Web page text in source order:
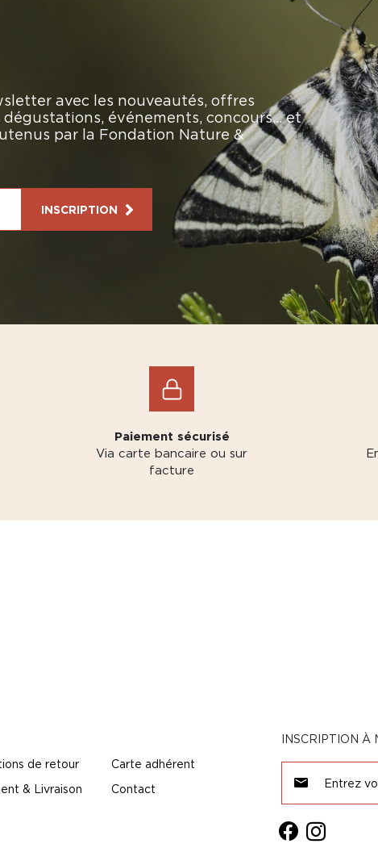
avec les nouveautés, offres
dégustations, événements, concours… et
par la Fondation Nature &
INSCRIPTION
Paiement sécurisé
Via carte bancaire ou sur
facture
de retour
& Livraison
Carte adhérent
Contact
INSCRIPTION